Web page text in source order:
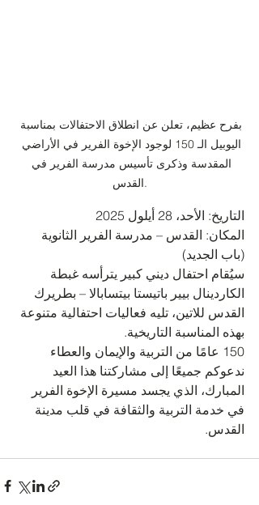
بفرح عظيم، تعلن عن انطلاق الاحتفالات بمناسبة
اليوبيل الـ 150 لوجود الإخوة الفرير في الأراضي
المقدسة وذكرى تأسيس مدرسة الفرير في
القدس.
​التاريخ: الأحد، 28 أيلول 2025
المكان: القدس – مدرسة الفرير الثانوية
(باب الجديد)
​سيُقام احتفال ديني كبير يترأسه غبطة
الكاردينال بيير باتيستا بيتسابالا – بطريرك
القدس للاتين، تليه فعاليات احتفالية متنوعة
بهذه المناسبة التاريخية.
​150 عامًا من التربية والإيمان والعطاء
ندعوكم جميعًا إلى مشاركتنا هذا العيد
المبارك، الذي يجسد مسيرة الإخوة الفرير
في خدمة التربية والثقافة في قلب مدينة
القدس.